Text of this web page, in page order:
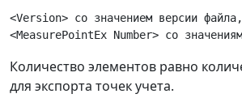
<Version> со значением версии файла,
Количество элементов равно
для экспорта точек учета.